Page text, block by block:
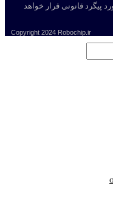
پیگرد قانونی قرار خواهد
Copyright 2024 Robochip.ir